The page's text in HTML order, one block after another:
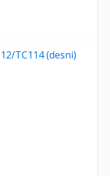
TC114 (desni)